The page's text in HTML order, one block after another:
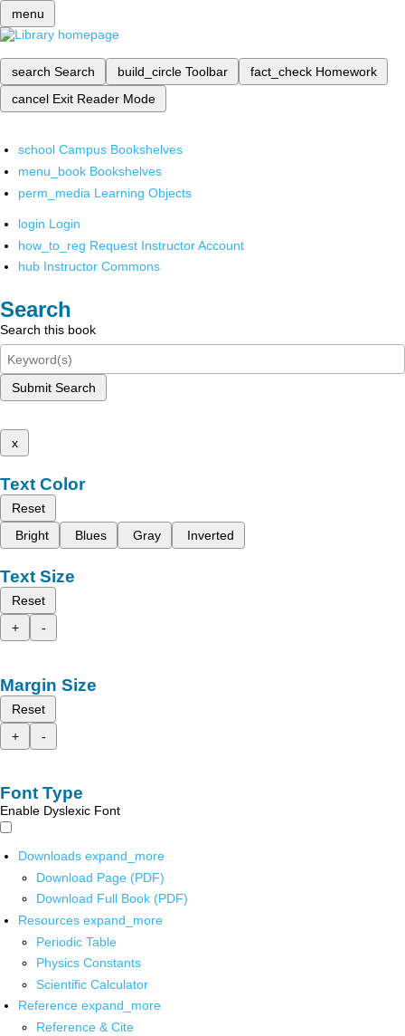
menu
search Search build_circle Toolbar fact_check Homework
cancel Exit Reader Mode
school Campus Bookshelves
menu_book Bookshelves
perm_media Learning Objects
login Login
how_to_reg Request Instructor Account
hub Instructor Commons
Search
Search this book
Submit Search
x
Text Color
Reset
Bright
Blues Gray Inverted
Text Size
Reset
+
-
Margin Size
Reset
+
-
Font Type
Enable Dyslexic Font
Downloads expand_more
Download Page (PDF)
Download Full Book (PDF)
Resources expand_more
Periodic Table
Physics Constants
Scientific Calculator
Reference expand_more
Reference & Cite